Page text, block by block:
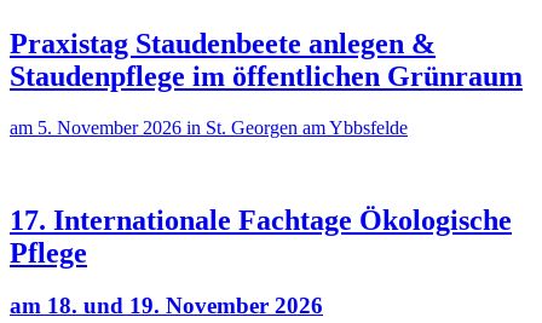
Praxistag Staudenbeete anlegen &
Staudenpflege im öffentlichen Grünraum
am 5. November 2026 in St. Georgen am Ybbsfelde
17. Internationale Fachtage Ökologische
Pflege
am 18. und 19. November 2026